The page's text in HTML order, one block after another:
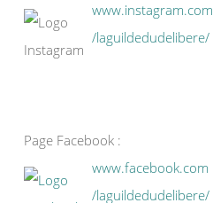
www.instagram.com
/laguildedudelibere/
Page Facebook :
www.facebook.com
/laguildedudelibere/